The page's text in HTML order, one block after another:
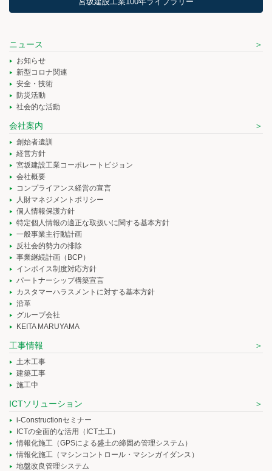
ニュース
お知らせ
新型コロナ関連
安全・技術
防災活動
社会的な活動
会社案内
創始者遺訓
経営方針
宮坂建設工業コーポレートビジョン
会社概要
コンプライアンス経営の宣言
人財マネジメントポリシー
個人情報保護方針
特定個人情報の適正な取扱いに関する基本方針
一般事業主行動計画
反社会的勢力の排除
事業継続計画（BCP）
インボイス制度対応方針
パートナーシップ構築宣言
カスタマーハラスメントに対する基本方針
沿革
グループ会社
KEITA MARUYAMA
工事情報
土木工事
建築工事
施工中
ICTソリューション
i-Constructionセミナー
ICTの全面的な活用（ICT土工）
情報化施工（GPSによる盛土の締固め管理システム）
情報化施工（マシンコントロール・マシンガイダンス）
地盤改良管理システム